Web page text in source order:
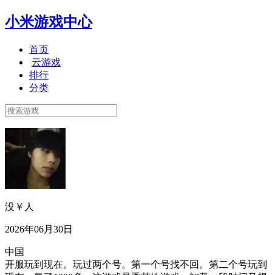
小米游戏中心
首页
云游戏
排行
分类
没￥人
2026年06月30日
中国
开服玩到现在。玩过两个号。第一个号找不回。第二个号玩到